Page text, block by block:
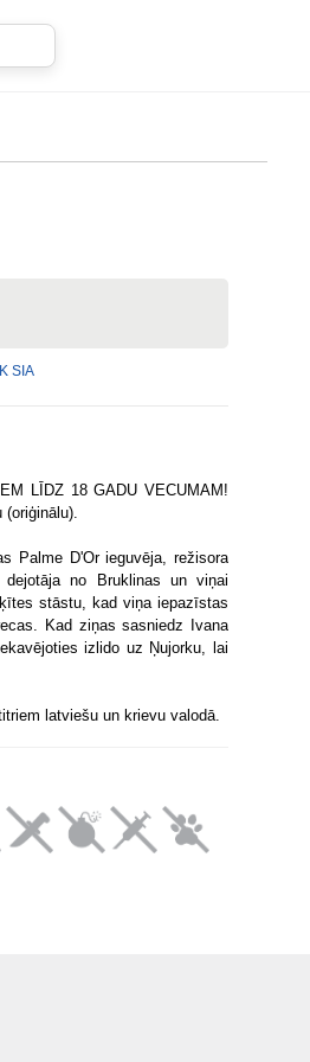
SIA
LĪDZ 18 GADU VECUMAM!
(oriģinālu).
Palme D'Or ieguvēja, režisora
no Bruklinas un viņai
stāstu, kad viņa iepazīstas
Kad ziņas sasniedz Ivana
izlido uz Ņujorku, lai
latviešu un krievu valodā.